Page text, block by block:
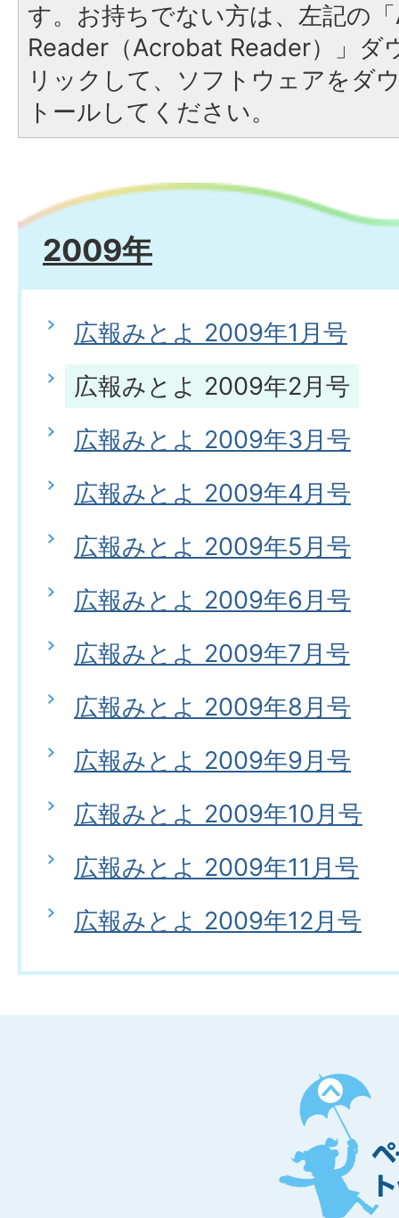
す。お持ちでない方は、左記の
Reader（Acrobat Reader）」ダ
リックして、ソフトウェアをダ
トールしてください。
2009年
広報みとよ 2009年1月号
広報みとよ 2009年2月号
広報みとよ 2009年3月号
広報みとよ 2009年4月号
広報みとよ 2009年5月号
広報みとよ 2009年6月号
広報みとよ 2009年7月号
広報みとよ 2009年8月号
広報みとよ 2009年9月号
広報みとよ 2009年10月号
広報みとよ 2009年11月号
広報みとよ 2009年12月号
ペ
ー
ジ
ト